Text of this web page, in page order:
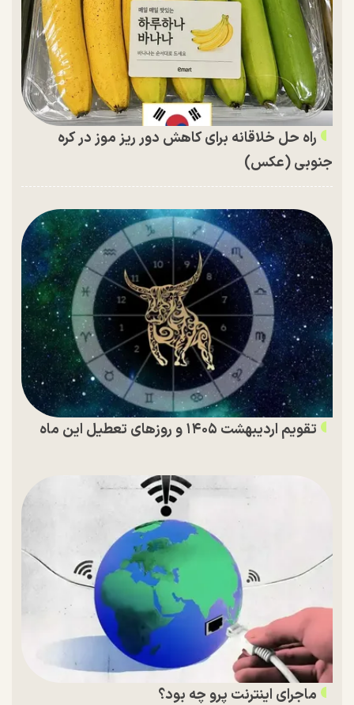
راه حل خلاقانه برای کاهش دور ریز موز در کره
جنوبی (عکس)
تقویم اردیبهشت ۱۴۰۵ و روز‌های تعطیل این ماه
ماجرای اینترنت پرو چه بود؟